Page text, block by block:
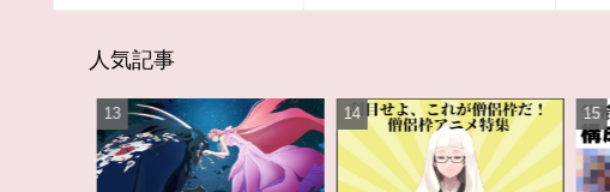
人気記事